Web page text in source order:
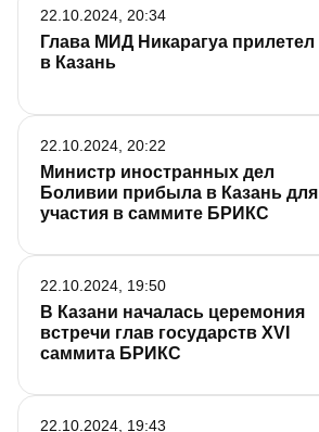
Глава МИД Никарагуа прилетел
в Казань
22.10.2024, 20:34
Министр иностранных дел
Боливии прибыла в Казань для
участия в саммите БРИКС
22.10.2024, 20:22
В Казани началась церемония
встречи глав государств XVI
саммита БРИКС
22.10.2024, 19:50
22.10.2024, 19:43